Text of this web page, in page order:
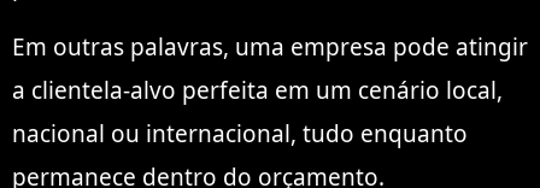
Em outras palavras, uma empresa pode atingir
a clientela-alvo perfeita em um cenário local,
nacional ou internacional, tudo enquanto
permanece dentro do orçamento.